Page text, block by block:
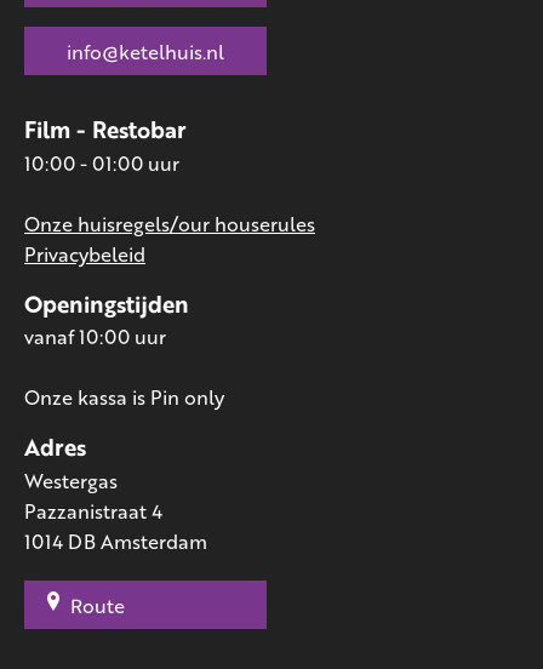
Adres
Westergas
Pazzanistraat 4
1014 DB Amsterdam
Route
Openingstijden
vanaf 10:00 uur
Onze kassa is Pin only
Film - Restobar
10:00 - 01:00 uur
Onze huisregels/our houserules
Privacybeleid
info@ketelhuis.nl